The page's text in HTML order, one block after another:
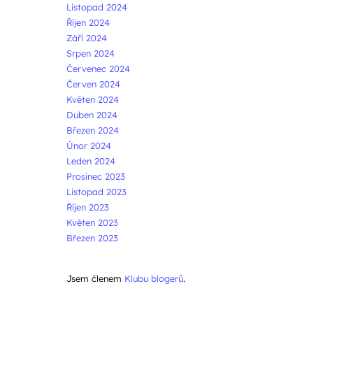
Listopad 2024
Říjen 2024
Září 2024
Srpen 2024
Červenec 2024
Červen 2024
Květen 2024
Duben 2024
Březen 2024
Únor 2024
Leden 2024
Prosinec 2023
Listopad 2023
Říjen 2023
Květen 2023
Březen 2023
Jsem členem Klubu blogerů.